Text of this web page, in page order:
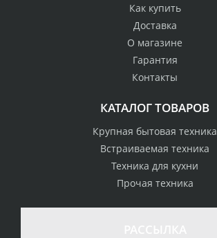
Как купить
Доставка
О магазине
Гарантия
Контакты
КАТАЛОГ ТОВАРОВ
Крупная бытовая техника
Встраиваемая техника
Техника для кухни
Прочая техника